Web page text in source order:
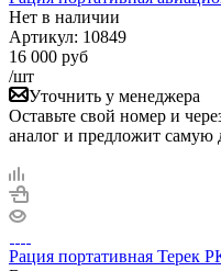
Нет в наличии
Артикул: 10849
16 000 руб
/шт
Уточнить у менеджера
Оставьте свой номер и
аналог и предложит самую
Рация портативная Терек